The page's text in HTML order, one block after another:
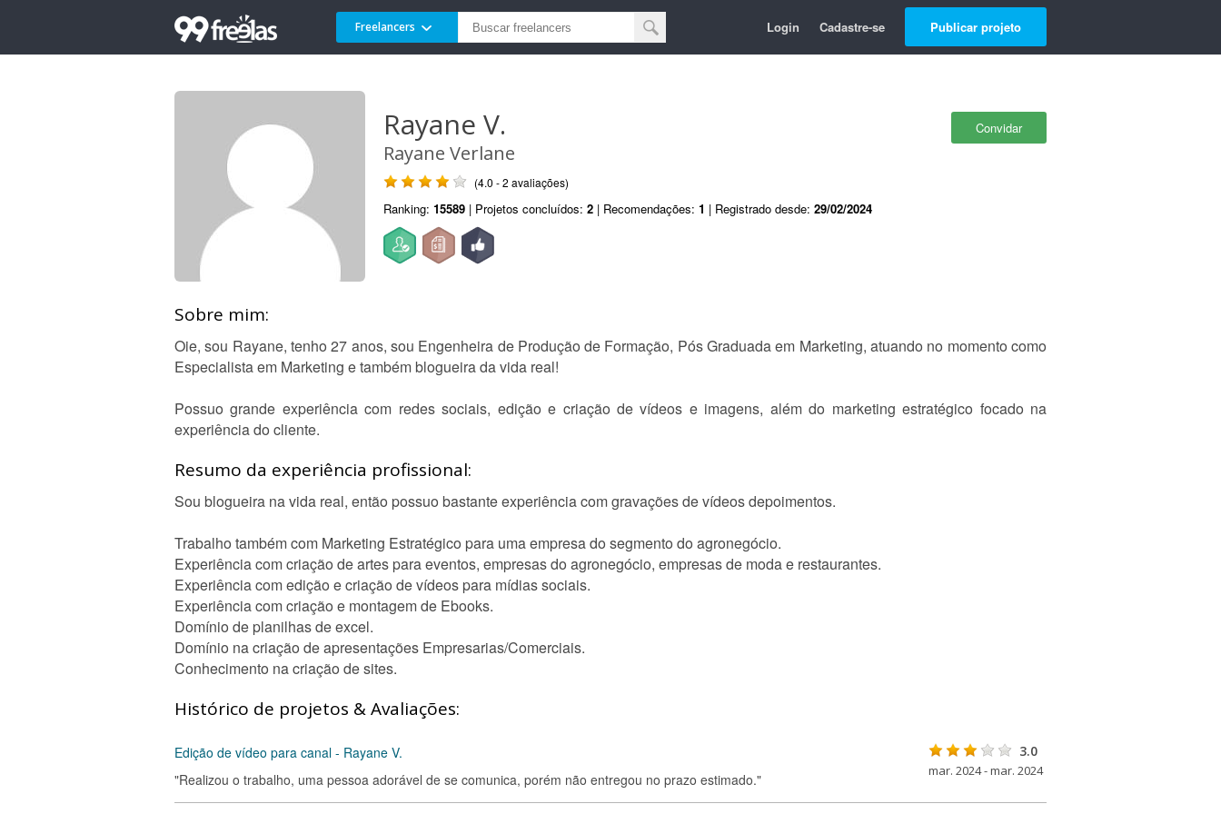
Freelancers Login Cadastre-se Publicar projeto
Convidar
Rayane V.
Rayane Verlane
(4.0 - 2 avaliações)
Ranking: 15589 | Projetos concluídos: 2 | Recomendações: 1 | Registrado desde: 29/02/2024
Sobre mim:
Oie, sou Rayane, tenho 27 anos, sou Engenheira de Produção de Formação, Pós Graduada em Marketing, atuando no momento como
Especialista em Marketing e também blogueira da vida real!
Possuo grande experiência com redes sociais, edição e criação de vídeos e imagens, além do marketing estratégico focado na
experiência do cliente.
Resumo da experiência profissional:
Sou blogueira na vida real, então possuo bastante experiência com gravações de vídeos depoimentos.
Trabalho também com Marketing Estratégico para uma empresa do segmento do agronegócio.
Experiência com criação de artes para eventos, empresas do agronegócio, empresas de moda e restaurantes.
Experiência com edição e criação de vídeos para mídias sociais.
Experiência com criação e montagem de Ebooks.
Domínio de planilhas de excel.
Domínio na criação de apresentações Empresarias/Comerciais.
Conhecimento na criação de sites.
Histórico de projetos & Avaliações:
Edição de vídeo para canal - Rayane V.
"Realizou o trabalho, uma pessoa adorável de se comunica, porém não entregou no prazo estimado."
3.0
mar. 2024 - mar. 2024